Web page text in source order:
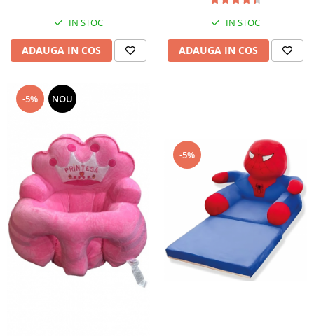
IN STOC
ADAUGA IN COS
IN STOC
ADAUGA IN COS
-5% NOU
-5%